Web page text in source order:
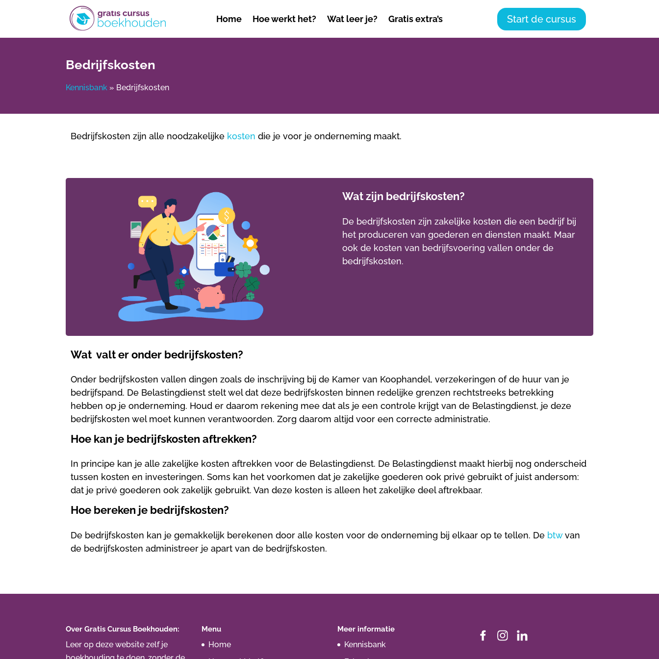
Home Hoe werkt het? Wat leer je? Gratis extra’s Start de cursus
Bedrijfskosten
Kennisbank » Bedrijfskosten
Bedrijfskosten zijn alle noodzakelijke kosten die je voor je onderneming maakt.
Wat zijn bedrijfskosten?
De bedrijfskosten zijn zakelijke kosten die een bedrijf bij
het produceren van goederen en diensten maakt. Maar
ook de kosten van bedrijfsvoering vallen onder de
bedrijfskosten.
Wat valt er onder bedrijfskosten?
Onder bedrijfskosten vallen dingen zoals de inschrijving bij de Kamer van Koophandel, verzekeringen of de huur van je
bedrijfspand. De Belastingdienst stelt wel dat deze bedrijfskosten binnen redelijke grenzen rechtstreeks betrekking
hebben op je onderneming. Houd er daarom rekening mee dat als je een controle krijgt van de Belastingdienst, je deze
bedrijfskosten wel moet kunnen verantwoorden. Zorg daarom altijd voor een correcte administratie.
Hoe kan je bedrijfskosten aftrekken?
In principe kan je alle zakelijke kosten aftrekken voor de Belastingdienst. De Belastingdienst maakt hierbij nog onderscheid
tussen kosten en investeringen. Soms kan het voorkomen dat je zakelijke goederen ook privé gebruikt of juist andersom:
dat je privé goederen ook zakelijk gebruikt. Van deze kosten is alleen het zakelijke deel aftrekbaar.
Hoe bereken je bedrijfskosten?
De bedrijfskosten kan je gemakkelijk berekenen door alle kosten voor de onderneming bij elkaar op te tellen. De btwvan
de bedrijfskosten administreer je apart van de bedrijfskosten.
Over Gratis Cursus Boekhouden:
Leer op deze website zelf je
Menu
Home
Meer informatie
Kennisbank